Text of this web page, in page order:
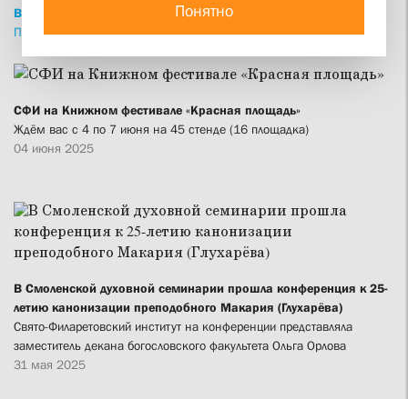
ВСЕ
ИНТЕРВЬЮ
ПРИВЕТСТВИЯ
ПРОПОВЕДИ ИЗДАНИЯ
СФИ на Книжном фестивале «Красная площадь»
Ждём вас с 4 по 7 июня на 45 стенде (16 площадка)
04 июня 2025
В Смоленской духовной семинарии прошла конференция к 25-
летию канонизации преподобного Макария (Глухарёва)
Свято-Филаретовский институт на конференции представляла
заместитель декана богословского факультета Ольга Орлова
31 мая 2025
Понятно